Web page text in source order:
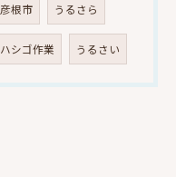
彦根市 うるさら
ハシゴ作業 うるさい